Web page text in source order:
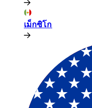
เม็กซิโก​​